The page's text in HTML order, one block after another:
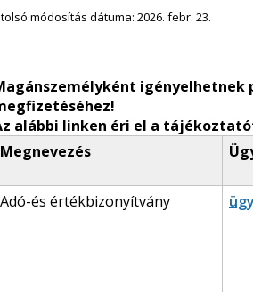
módosítás dátuma: 2026. febr. 23.
igényelhetnek
alábbi linken éri el a
Megnevezés
Adó-és értékbizonyítvány